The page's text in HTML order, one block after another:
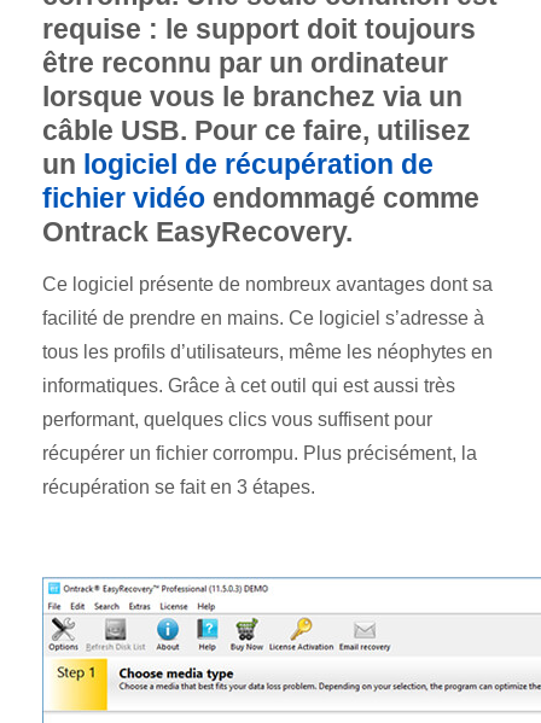
requise : le support doit toujours
être reconnu par un ordinateur
lorsque vous le branchez via un
câble USB. Pour ce faire, utilisez
un logiciel de récupération de
fichier vidéo endommagé comme
Ontrack EasyRecovery.
Ce logiciel présente de nombreux avantages dont sa
facilité de prendre en mains. Ce logiciel s’adresse à
tous les profils d’utilisateurs, même les néophytes en
informatiques. Grâce à cet outil qui est aussi très
performant, quelques clics vous suffisent pour
récupérer un fichier corrompu. Plus précisément, la
récupération se fait en 3 étapes.